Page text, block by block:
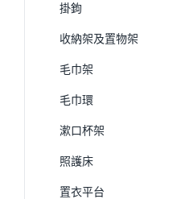
掛鉤
收納架及置物架
毛巾架
毛巾環
漱口杯架
照護床
置衣平台